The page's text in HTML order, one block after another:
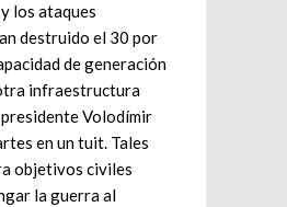
los ataques
destruido el 30 por
de generación
infraestructura
Volodímir
en un tuit. Tales
objetivos civiles
la guerra al